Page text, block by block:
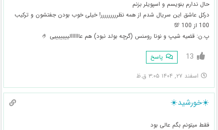
حال ندارم بنویسم و اسپویلر بزنم
درکل عاشق این سریال شدم از همه نظررررررررر! خیلی خوب بودن جفتشون و ترکیب
100 از 100 💯
پ.ن: قضیه شیپ و نونا رومنس (گرچه بولد نبود) هم عاااااالیییییییی 🤌
13 پاسخ
اسفند ۲۷, ۱۴۰۴ ۳:۰۵ ق.ظ
☀️خورشید☀️
فقط میتونم بگم عالی بود